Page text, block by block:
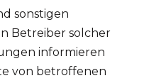
sonstigen
Betreiber solcher
informieren
von betroffenen